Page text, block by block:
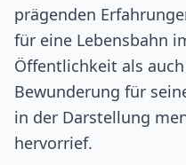
prägenden
für eine Lebensbahn
Öffentlichkeit als
Bewunderung für
in der Darstellung
hervorrief.